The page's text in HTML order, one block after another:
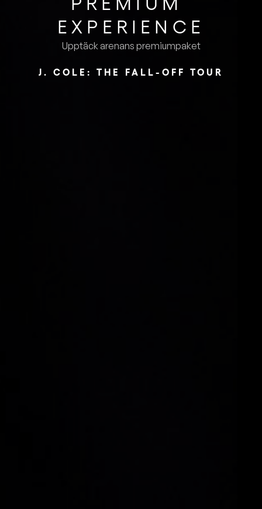
EXPERIENCE
Upptäck arenans premiumpaket
J. COLE: THE FALL-OFF TOUR